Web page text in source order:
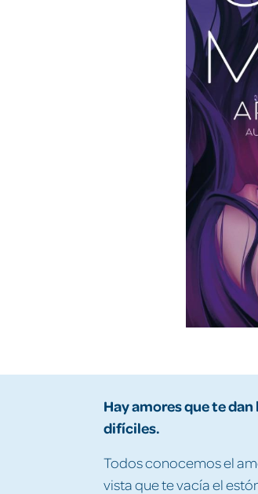
Hay amores que te
difíciles.
Todos conocemos el
vista que te vacía el